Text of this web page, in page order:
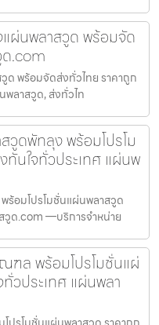
ผ่นพลาสวูด พร้อมจัด
.com
ด พร้อมจัดส่งทั่วไทย ราคาถูก
ลาสวูด, ส่งทั่วไท
ดพัทลุง พร้อมโปรโม
นใจทั่วประเทศ แผ่นพ
ร้อมโปรโมชั่นแผ่นพลาสวูด
วูด.com —บริการจำหน่าย
ล พร้อมโปรโมชั่นแผ่
วประเทศ แผ่นพลา